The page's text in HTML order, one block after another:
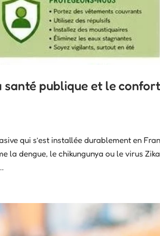
santé publique et le
qui s’est installée durablement en
la dengue, le chikungunya ou le virus